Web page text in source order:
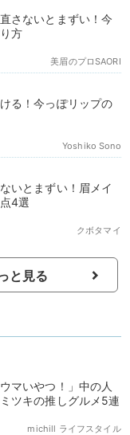
さないとまずい！今
方
美眉のプロSAORI
る！今っぽリップの
Yoshiko Sono
いとまずい！眉メイ
4選
クボタマイ
と見る
マいやつ！」中の人
ツキの推しグルメ5連
michill ライフスタイル